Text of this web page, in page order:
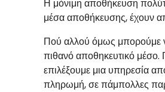
Η μόνιμη αποθήκευση
μέσα αποθήκευσης, έχουν
Πού αλλού όμως μπορούμε
πιθανό αποθηκευτικό μέσο.
επιλέξουμε μια υπηρεσία
πληρωμή, σε πάμπολλες